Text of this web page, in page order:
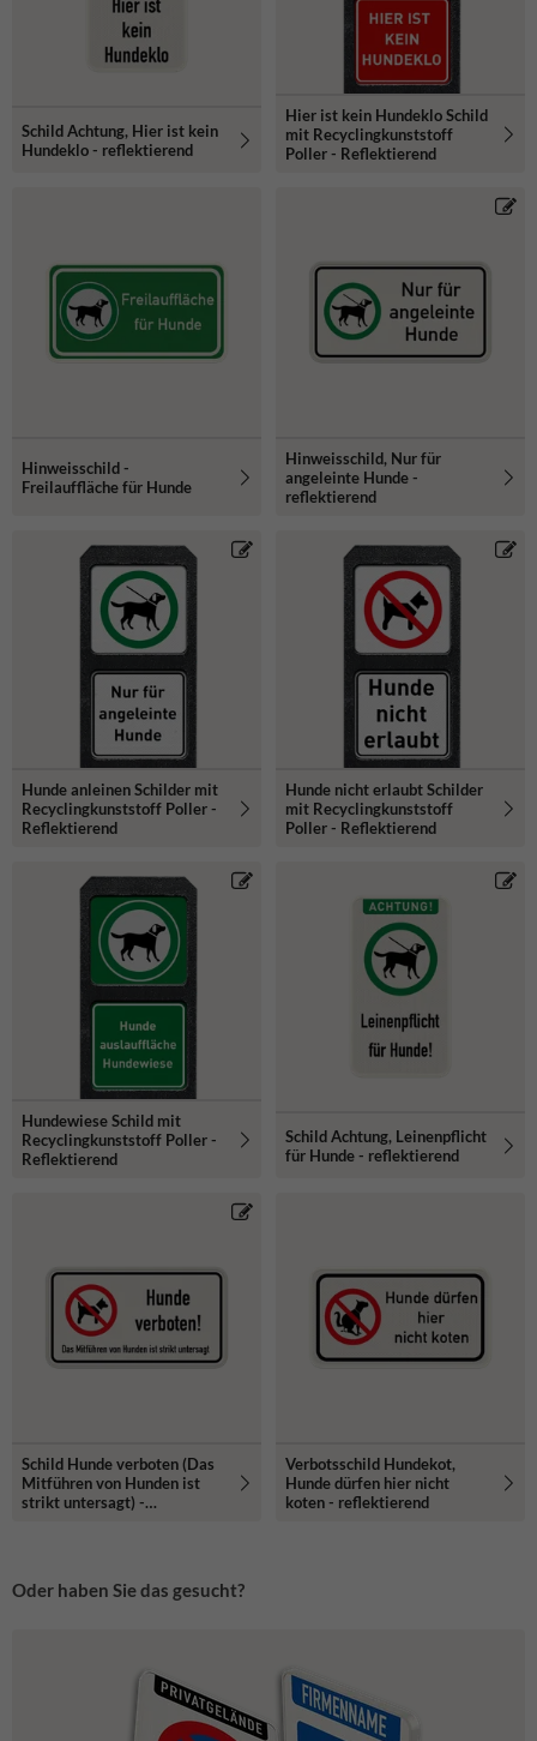
Schild Achtung, Hier ist kein
Hundeklo - reflektierend
Hier ist kein Hundeklo Schild
mit Recyclingkunststoff
Poller - Reflektierend
Hinweisschild -
Freilauffläche für Hunde
Hinweisschild, Nur für
angeleinte Hunde -
reflektierend
Hunde anleinen Schilder mit
Recyclingkunststoff Poller -
Reflektierend
Hunde nicht erlaubt Schilder
mit Recyclingkunststoff
Poller - Reflektierend
Hundewiese Schild mit
Recyclingkunststoff Poller -
Reflektierend
Schild Achtung, Leinenpflicht
für Hunde - reflektierend
Schild Hunde verboten (Das
Mitführen von Hunden ist
strikt untersagt) -
Verbotsschild Hundekot,
Hunde dürfen hier nicht
koten - reflektierend
Oder haben Sie das gesucht?